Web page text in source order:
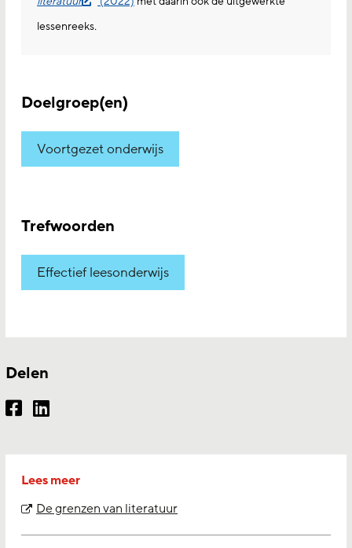
Lees meer
De grenzen van literatuur
lessenreeks.
Doelgroep(en)
Voortgezet onderwijs
Trefwoorden
Effectief leesonderwijs
Delen